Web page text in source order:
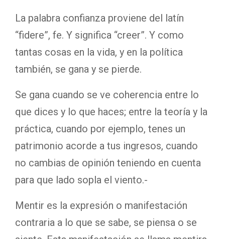
La palabra confianza proviene del latín
“fidere”, fe. Y significa “creer”. Y como
tantas cosas en la vida, y en la política
también, se gana y se pierde.
Se gana cuando se ve coherencia entre lo
que dices y lo que haces; entre la teoría y la
práctica, cuando por ejemplo, tenes un
patrimonio acorde a tus ingresos, cuando
no cambias de opinión teniendo en cuenta
para que lado sopla el viento.-
Mentir es la expresión o manifestación
contraria a lo que se sabe, se piensa o se